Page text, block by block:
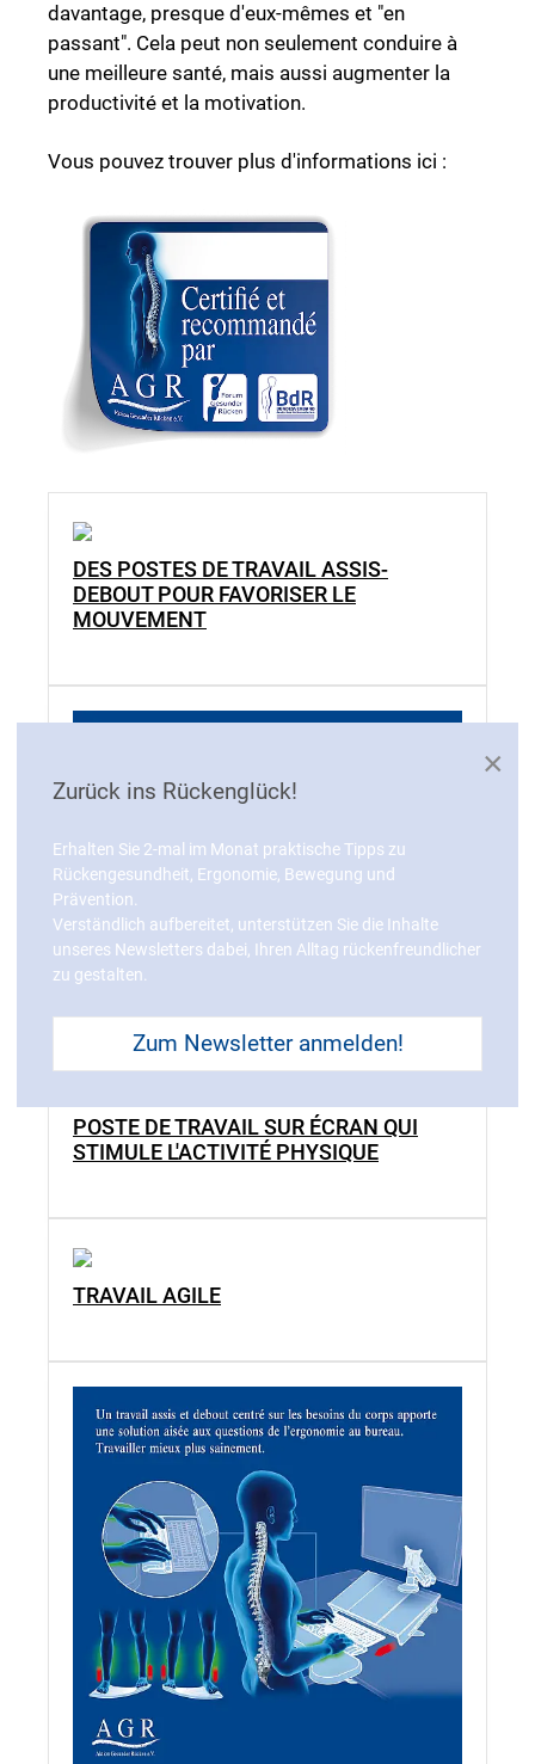
davantage, presque d'eux-mêmes et "en
passant". Cela peut non seulement conduire à
une meilleure santé, mais aussi augmenter la
productivité et la motivation.
Vous pouvez trouver plus d'informations ici :
DES POSTES DE TRAVAIL ASSIS-
DEBOUT POUR FAVORISER LE
MOUVEMENT
POSTE DE TRAVAIL SUR ÉCRAN QUI
STIMULE L'ACTIVITÉ PHYSIQUE
TRAVAIL AGILE
×
Zurück ins Rückenglück!
Erhalten Sie 2-mal im Monat praktische Tipps zu
Rückengesundheit, Ergonomie, Bewegung und
Prävention.
Verständlich aufbereitet, unterstützen Sie die Inhalte
unseres Newsletters dabei, Ihren Alltag rückenfreundlicher
zu gestalten.
Zum Newsletter anmelden!